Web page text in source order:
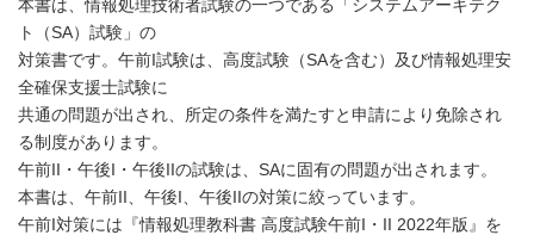
本書は、情報処理技術者試験の一つである「システムアーキテク
ト（SA）試験」の
対策書です。午前I試験は、高度試験（SAを含む）及び情報処理安
全確保支援士試験に
共通の問題が出され、所定の条件を満たすと申請により免除され
る制度があります。
午前II・午後I・午後IIの試験は、SAに固有の問題が出されます。
本書は、午前II、午後I、午後IIの対策に絞っています。
午前I対策には『情報処理教科書 高度試験午前I・II 2022年版』を